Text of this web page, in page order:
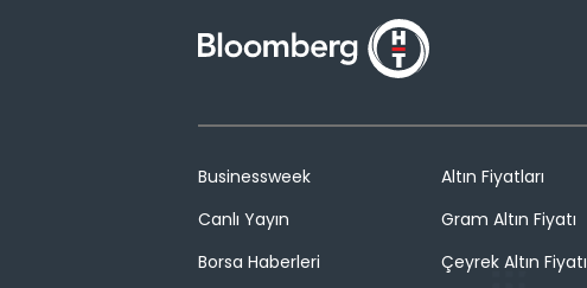
Businessweek
Canlı Yayın
Borsa Haberleri
Altın Fiyatları
Gram Altın Fiyatı
Çeyrek Altın Fiyatı